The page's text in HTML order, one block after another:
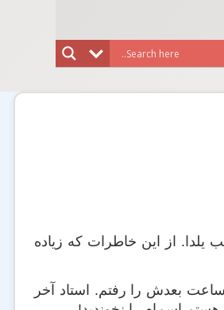
از این خاطرات که زیاده
بعدش را رفتم. استاد آخر